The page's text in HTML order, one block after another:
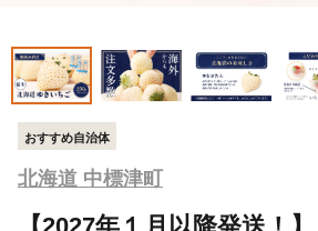
おすすめ自治体
北海道 中標津町